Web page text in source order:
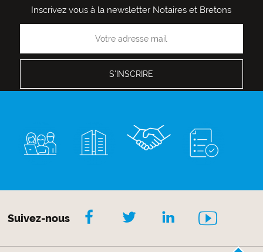
Inscrivez vous à la newsletter Notaires et Bretons
Suivez-nous